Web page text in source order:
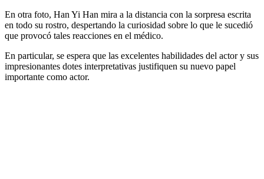
En otra foto, Han Yi Han mira a la distancia con la sorpresa escrita
en todo su rostro, despertando la curiosidad sobre lo que le sucedió
que provocó tales reacciones en el médico.
En particular, se espera que las excelentes habilidades del actor y sus
impresionantes dotes interpretativas justifiquen su nuevo papel
importante como actor.